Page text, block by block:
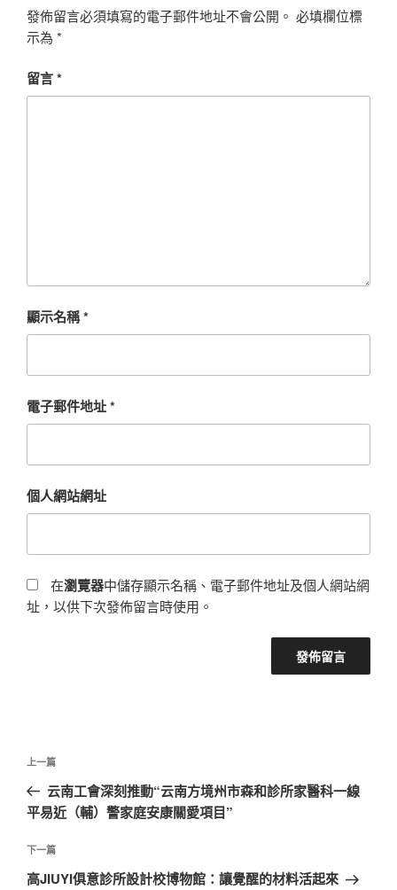
發佈留言必須填寫的電子郵件地址不會公開。 必填欄位標
示為 *
留言*
顯示名稱*
電子郵件地址*
個人網站網址
在瀏覽器中儲存顯示名稱、電子郵件地址及個人網站網
址，以供下次發佈留言時使用。
文
導
覽
上
一
篇
章
上一篇
云南工會深刻推動“云南方境州市森和診所家醫科一線
平易近（輔）警家庭安康關愛項目”
下
一
下一篇
高JIUYI俱意診所設計校博物館：讓覺醒的材料活起來